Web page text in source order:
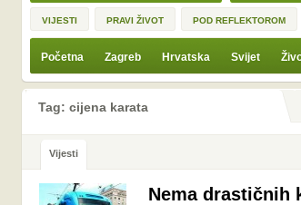
VIJESTI PRAVI ŽIVOT POD REFLEKTOROM
Početna Zagreb Hrvatska Svijet
Tag: cijena karata
Vijesti
Nema drastičnih